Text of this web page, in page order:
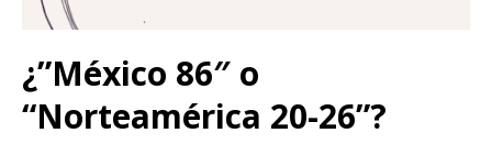
¿”México 86″ o
“Norteamérica 20-26”?